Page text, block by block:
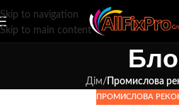
Skip to navigation
Skip to main content
Дім/ Промислова
ПРОМИСЛОВА